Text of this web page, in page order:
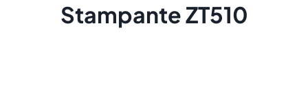
Stampante ZT510